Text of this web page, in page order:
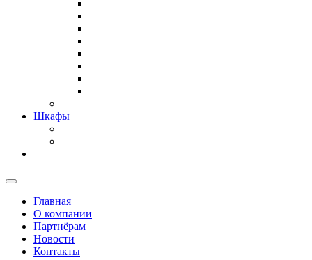
Шкафы
Главная
О компании
Партнёрам
Новости
Контакты